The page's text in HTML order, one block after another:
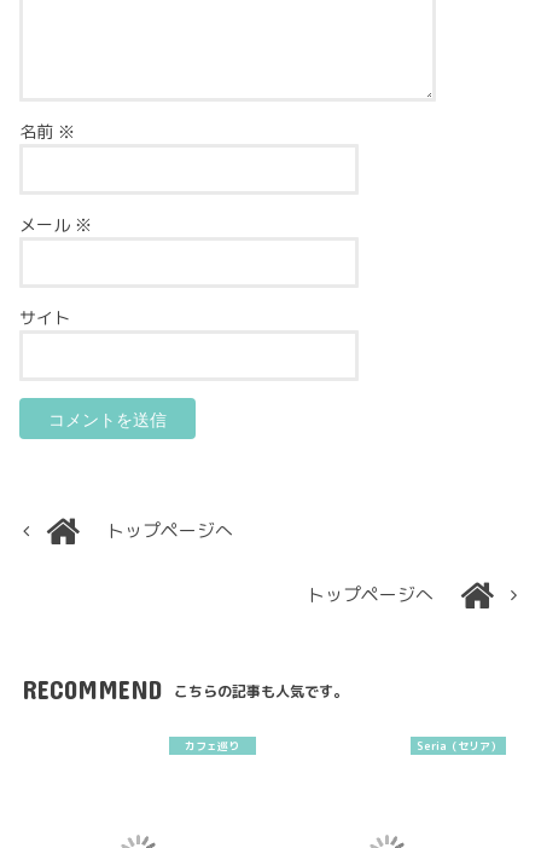
名前 ※
メール ※
サイト
トップページへ
トップページへ
RECOMMEND こちらの記事も人気です。
カフェ巡り Seria（セリア）